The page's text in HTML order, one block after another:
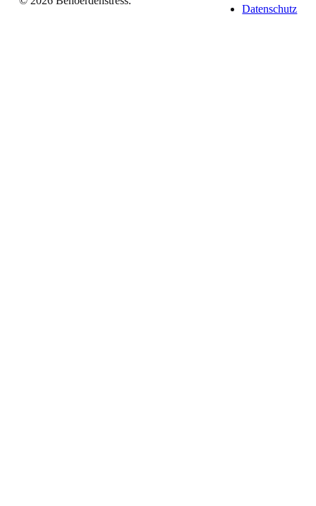
Datenschutz